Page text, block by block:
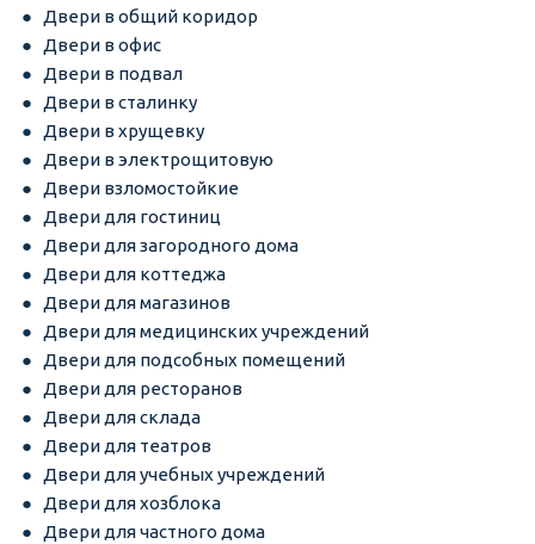
Двери в общий коридор
Двери в офис
Двери в подвал
Двери в сталинку
Двери в хрущевку
Двери в электрощитовую
Двери взломостойкие
Двери для гостиниц
Двери для загородного дома
Двери для коттеджа
Двери для магазинов
Двери для медицинских учреждений
Двери для подсобных помещений
Двери для ресторанов
Двери для склада
Двери для театров
Двери для учебных учреждений
Двери для хозблока
Двери для частного дома